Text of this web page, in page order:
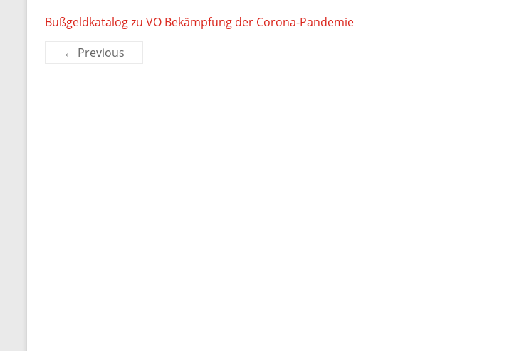
Bußgeldkatalog zu VO Bekämpfung der Corona-Pandemie
← Previous